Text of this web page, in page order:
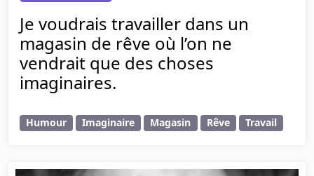
Je voudrais travailler dans un
magasin de rêve où l’on ne
vendrait que des choses
imaginaires.
Humour Imaginaire Magasin Rêve Travail